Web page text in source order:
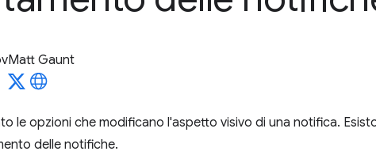
Matt Gaunt
le opzioni che modificano l'aspetto visivo di una notifica.
delle notifiche.